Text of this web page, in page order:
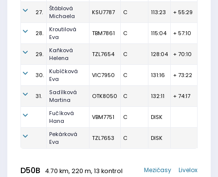
27.
Štáblová
Michaela
KSU7787 C 113:23 + 55:29
28.
Kroutilová
Eva
TBM7861 C 115:04 + 57:10
29.
Kaňková
Helena
TZL7654 C 128:04 + 70:10
30.
Kubíčková
Eva
VIC7950 C 131:16 + 73:22
31.
Sadílková
Martina
OTK8050 C 132:11 + 74:17
Fučíková
Hana
VBM7751 C DISK
Pekárková
Eva
TZL7653 C DISK
D50B 4.70 km, 220 m, 13 kontrol Livelox
Mezičasy